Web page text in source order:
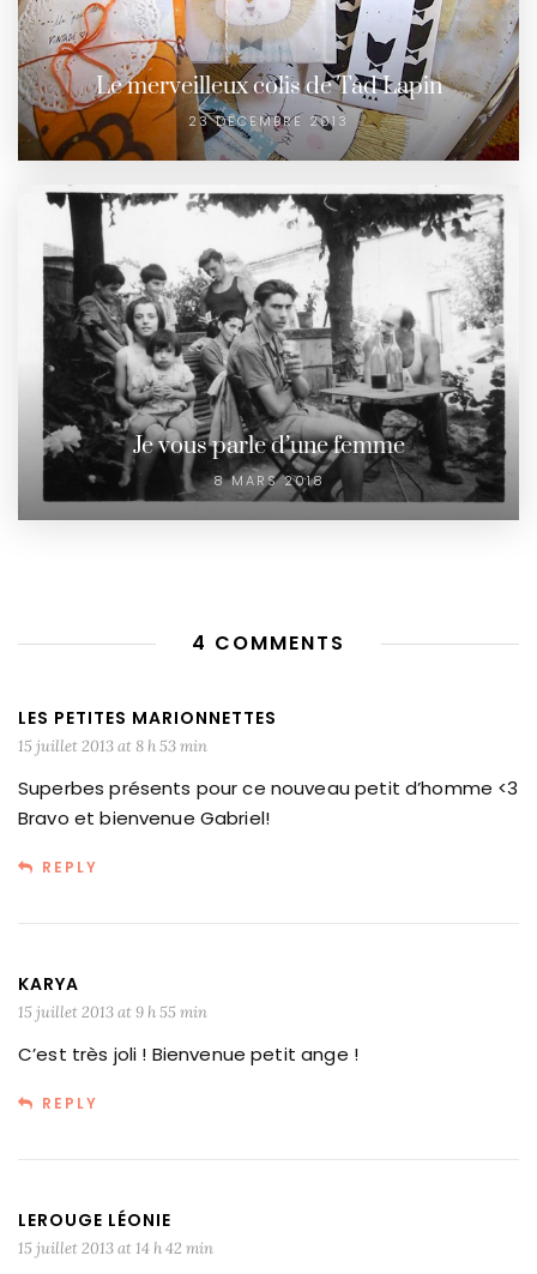
Le merveilleux colis de Tad Lapin
23 DÉCEMBRE 2013
Je vous parle d’une femme
8 MARS 2018
4 COMMENTS
LES PETITES MARIONNETTES
15 juillet 2013 at 8 h 53 min
Superbes présents pour ce nouveau petit d’homme <3
Bravo et bienvenue Gabriel!
REPLY
KARYA
15 juillet 2013 at 9 h 55 min
C’est très joli ! Bienvenue petit ange !
REPLY
LEROUGE LÉONIE
15 juillet 2013 at 14 h 42 min